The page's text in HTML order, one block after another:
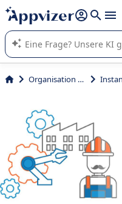
beantworten (mehrere Zeilen
Die KI von Appvizer führt Sie
von SaaS-Software in
Organisation und Planung